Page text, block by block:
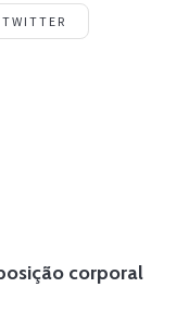
TWITTER
corporal